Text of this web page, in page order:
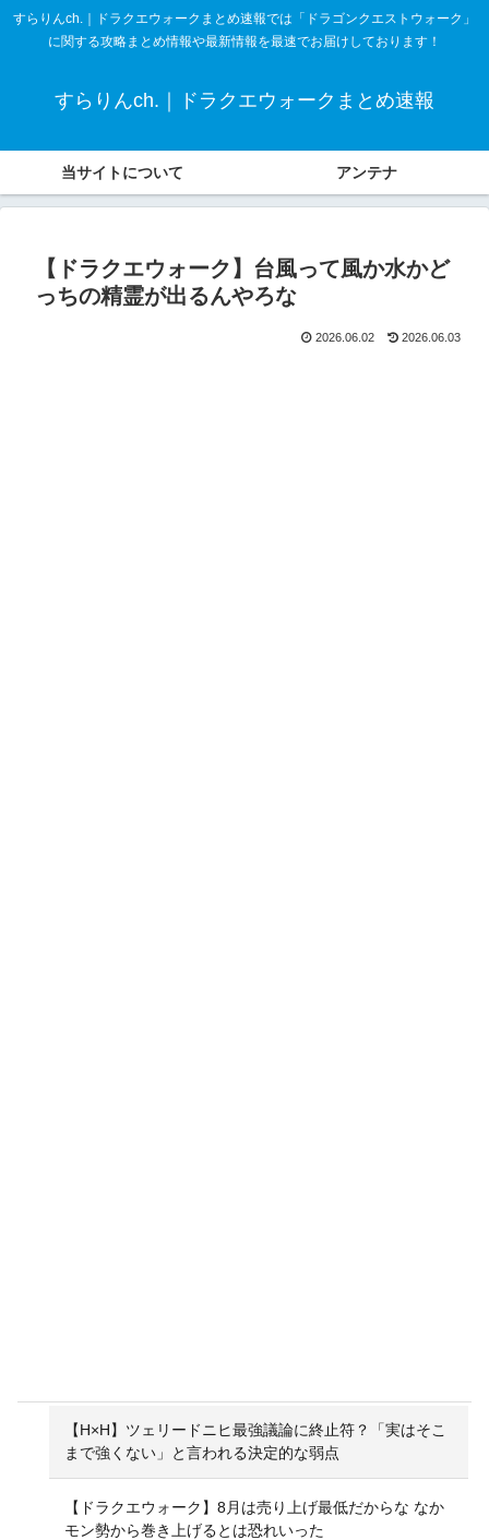
すらりんch.｜ドラクエウォークまとめ速報では「ドラゴンクエストウォーク」
に関する攻略まとめ情報や最新情報を最速でお届けしております！
すらりんch.｜ドラクエウォークまとめ速報
当サイトについて アンテナ
【ドラクエウォーク】台風って風か水かど
っちの精霊が出るんやろな
2026.06.02 2026.06.03
【H×H】ツェリードニヒ最強議論に終止符？「実はそこ
まで強くない」と言われる決定的な弱点
【ドラクエウォーク】8月は売り上げ最低だからな なか
モン勢から巻き上げるとは恐れいった